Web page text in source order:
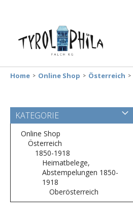
Home Online Shop Österreich
KATEGORIE
Online Shop
Österreich
1850-1918
Heimatbelege,
Abstempelungen 1850-
1918
Oberösterreich